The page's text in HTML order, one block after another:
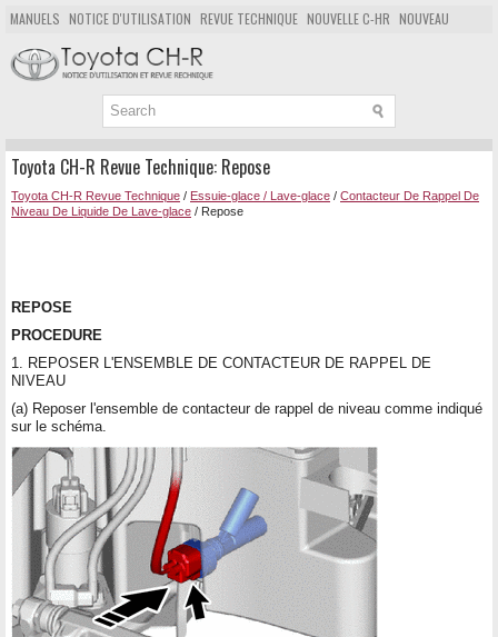
MANUELS NOTICE D'UTILISATION REVUE TECHNIQUE NOUVELLE C-HR NOUVEAU
POPULAIRE
PLAN DU SITE CHERCHER
Toyota CH-R Revue Technique: Repose
Toyota CH-R Revue Technique / Essuie-glace / Lave-glace / Contacteur De Rappel De
Niveau De Liquide De Lave-glace / Repose
REPOSE
PROCEDURE
1. REPOSER L'ENSEMBLE DE CONTACTEUR DE RAPPEL DE
NIVEAU
(a) Reposer l'ensemble de contacteur de rappel de niveau comme indiqué
sur le schéma.